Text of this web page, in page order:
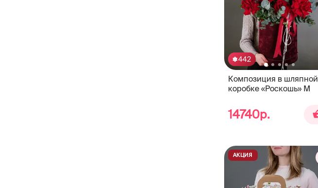
442
Композиция в шляпной
коробке «Роскошь» М
14740р.
АКЦИЯ